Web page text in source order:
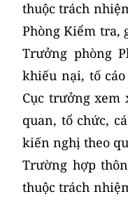
thuộc trách
Phòng Kiểm tra,
Trưởng phòng
khiếu nại, tố
Cục trưởng
quan, tổ chức,
kiến nghị theo
Trường hợp
thuộc trách